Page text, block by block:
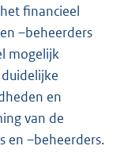
financieel
–beheerders
mogelijk
en
van de
en –beheerders.